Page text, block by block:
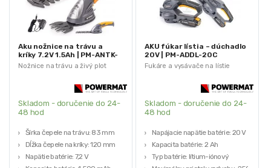
Nožnice na trávu a živý plot
Aku nožnice na trávu a
kríky 7.2V 1.5Ah | PM-ANTK-
7.2T
Skladom - doručenie do 24-
48 hod
Šírka čepele na trávu: 83 mm
Dĺžka čepele na kríky: 120 mm
Napätie batérie: 7,2 V
Fukáre a vysávače na lístie
AKU fúkar lístia – dúchadlo
20V | PM-ADDL-20C
Skladom - doručenie do 24-
48 hod
Napájacie napätie batérie: 20 V
Kapacita batérie: 2 Ah
Typ batérie: lítium-iónový